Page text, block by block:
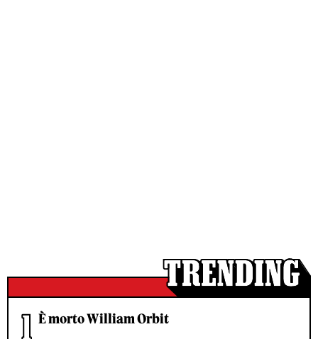
È morto William Orbit